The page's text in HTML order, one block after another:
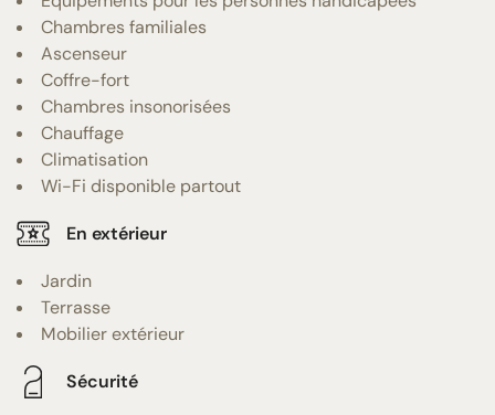
Chambres familiales
Ascenseur
Coffre-fort
Chambres insonorisées
Chauffage
Climatisation
Wi-Fi disponible partout
En extérieur
Jardin
Terrasse
Mobilier extérieur
Sécurité